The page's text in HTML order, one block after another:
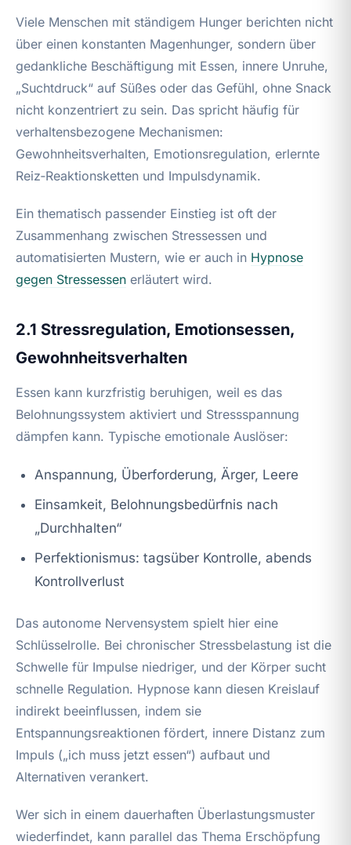
Viele Menschen mit ständigem Hunger berichten nicht
über einen konstanten Magenhunger, sondern über
gedankliche Beschäftigung mit Essen, innere Unruhe,
„Suchtdruck“ auf Süßes oder das Gefühl, ohne Snack
nicht konzentriert zu sein. Das spricht häufig für
verhaltensbezogene Mechanismen:
Gewohnheitsverhalten, Emotionsregulation, erlernte
Reiz‑Reaktionsketten und Impulsdynamik.
Ein thematisch passender Einstieg ist oft der
Zusammenhang zwischen Stressessen und
automatisierten Mustern, wie er auch in Hypnose
gegen Stressessen erläutert wird.
2.1 Stressregulation, Emotionsessen,
Gewohnheitsverhalten
Essen kann kurzfristig beruhigen, weil es das
Belohnungssystem aktiviert und Stressspannung
dämpfen kann. Typische emotionale Auslöser:
Anspannung, Überforderung, Ärger, Leere
Einsamkeit, Belohnungsbedürfnis nach
„Durchhalten“
Perfektionismus: tagsüber Kontrolle, abends
Kontrollverlust
Das autonome Nervensystem spielt hier eine
Schlüsselrolle. Bei chronischer Stressbelastung ist die
Schwelle für Impulse niedriger, und der Körper sucht
schnelle Regulation. Hypnose kann diesen Kreislauf
indirekt beeinflussen, indem sie
Entspannungsreaktionen fördert, innere Distanz zum
Impuls („ich muss jetzt essen“) aufbaut und
Alternativen verankert.
Wer sich in einem dauerhaften Überlastungsmuster
wiederfindet, kann parallel das Thema Erschöpfung